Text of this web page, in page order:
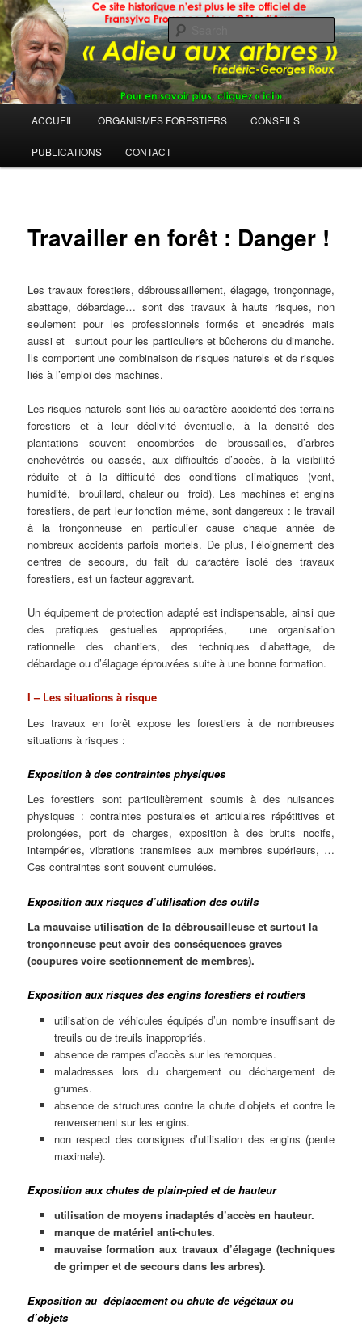
Skip
to
content
ACCUEIL ORGANISMES FORESTIERS CONSEILS
PUBLICATIONS CONTACT
Travailler en forêt : Danger !
Les travaux forestiers, débroussaillement, élagage, tronçonnage,
abattage, débardage… sont des travaux à hauts risques, non
seulement pour les professionnels formés et encadrés mais
aussi et surtout pour les particuliers et bûcherons du dimanche.
Ils comportent une combinaison de risques naturels et de risques
liés à l’emploi des machines.
Les risques naturels sont liés au caractère accidenté des terrains
forestiers et à leur déclivité éventuelle, à la densité des
plantations souvent encombrées de broussailles, d’arbres
enchevêtrés ou cassés, aux difficultés d’accès, à la visibilité
réduite et à la difficulté des conditions climatiques (vent,
humidité, brouillard, chaleur ou froid). Les machines et engins
forestiers, de part leur fonction même, sont dangereux : le travail
à la tronçonneuse en particulier cause chaque année de
nombreux accidents parfois mortels. De plus, l’éloignement des
centres de secours, du fait du caractère isolé des travaux
forestiers, est un facteur aggravant.
Un équipement de protection adapté est indispensable, ainsi que
des pratiques gestuelles appropriées, une organisation
rationnelle des chantiers, des techniques d’abattage, de
débardage ou d’élagage éprouvées suite à une bonne formation.
I – Les situations à risque
Les travaux en forêt expose les forestiers à de nombreuses
situations à risques :
Exposition à des contraintes physiques
Les forestiers sont particulièrement soumis à des nuisances
physiques : contraintes posturales et articulaires répétitives et
prolongées, port de charges, exposition à des bruits nocifs,
intempéries, vibrations transmises aux membres supérieurs, …
Ces contraintes sont souvent cumulées.
Exposition aux risques d’utilisation des outils
La mauvaise utilisation de la débrousailleuse et surtout la
tronçonneuse peut avoir des conséquences graves
(coupures voire sectionnement de membres).
Exposition aux risques des engins forestiers et routiers
utilisation de véhicules équipés d’un nombre insuffisant de
treuils ou de treuils inappropriés.
absence de rampes d’accès sur les remorques.
maladresses lors du chargement ou déchargement de
grumes.
absence de structures contre la chute d’objets et contre le
renversement sur les engins.
non respect des consignes d’utilisation des engins (pente
maximale).
Exposition aux chutes de plain-pied et de hauteur
utilisation de moyens inadaptés d’accès en hauteur.
manque de matériel anti-chutes.
mauvaise formation aux travaux d’élagage (techniques
de grimper et de secours dans les arbres).
Exposition au déplacement ou chute de végétaux ou
d’objets